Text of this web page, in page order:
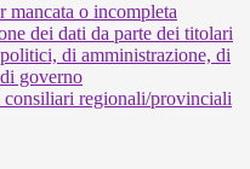
mancata o incompleta
dei dati da parte dei titolari
di amministrazione, di
governo
regionali/provinciali